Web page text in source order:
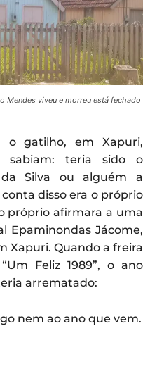
Mendes viveu e morreu está fechado
o gatilho, em Xapuri,
sabiam: teria sido o
Silva ou alguém a
disso era o próprio
próprio afirmara a uma
Epaminondas Jácome,
Xapuri. Quando a freira
Feliz 1989”, o ano
arrematado:
nem ao ano que vem.